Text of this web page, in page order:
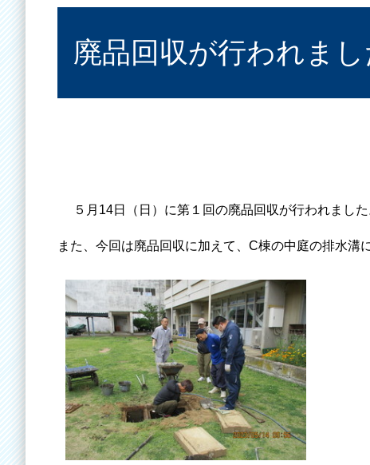
廃品回収が行われまし
５月14日（日）に第１回の廃品回収が行われました
また、今回は廃品回収に加えて、C棟の中庭の排水溝